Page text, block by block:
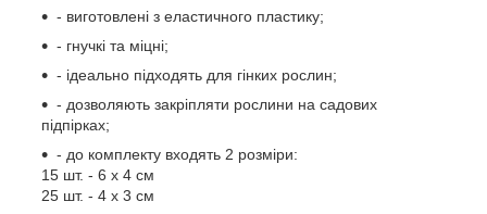
- виготовлені з еластичного пластику;
- гнучкі та міцні;
- ідеально підходять для гінких рослин;
- дозволяють закріпляти рослини на садових
підпірках;
- до комплекту входять 2 розміри:
15 шт. - 6 х 4 см
25 шт. - 4 х 3 см